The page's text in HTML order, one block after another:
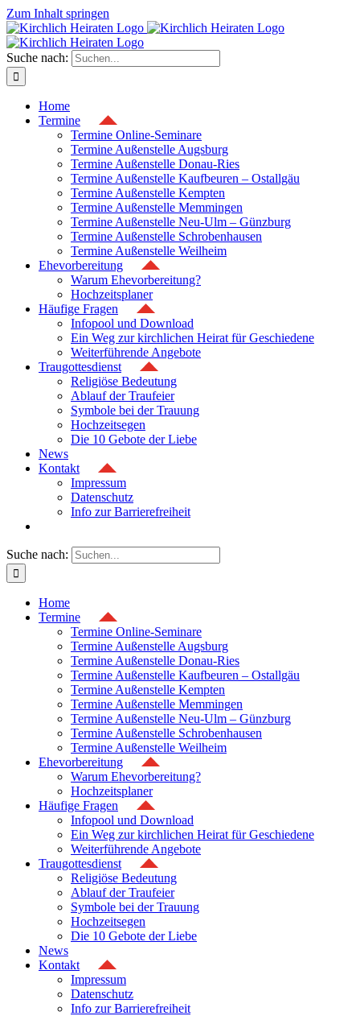
Zum Inhalt springen
Suche nach:
Home
Termine
Termine Online-Seminare
Termine Außenstelle Augsburg
Termine Außenstelle Donau-Ries
Termine Außenstelle Kaufbeuren – Ostallgäu
Termine Außenstelle Kempten
Termine Außenstelle Memmingen
Termine Außenstelle Neu-Ulm – Günzburg
Termine Außenstelle Schrobenhausen
Termine Außenstelle Weilheim
Ehevorbereitung
Warum Ehevorbereitung?
Hochzeitsplaner
Häufige Fragen
Infopool und Download
Ein Weg zur kirchlichen Heirat für Geschiedene
Weiterführende Angebote
Traugottesdienst
Religiöse Bedeutung
Ablauf der Traufeier
Symbole bei der Trauung
Hochzeitsegen
Die 10 Gebote der Liebe
News
Kontakt
Impressum
Datenschutz
Info zur Barrierefreiheit
Suche nach:
Home
Termine
Termine Online-Seminare
Termine Außenstelle Augsburg
Termine Außenstelle Donau-Ries
Termine Außenstelle Kaufbeuren – Ostallgäu
Termine Außenstelle Kempten
Termine Außenstelle Memmingen
Termine Außenstelle Neu-Ulm – Günzburg
Termine Außenstelle Schrobenhausen
Termine Außenstelle Weilheim
Ehevorbereitung
Warum Ehevorbereitung?
Hochzeitsplaner
Häufige Fragen
Infopool und Download
Ein Weg zur kirchlichen Heirat für Geschiedene
Weiterführende Angebote
Traugottesdienst
Religiöse Bedeutung
Ablauf der Traufeier
Symbole bei der Trauung
Hochzeitsegen
Die 10 Gebote der Liebe
News
Kontakt
Impressum
Datenschutz
Info zur Barrierefreiheit